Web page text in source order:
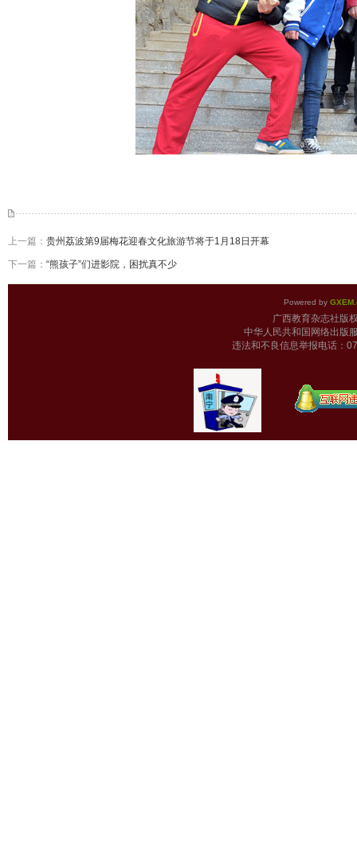
上一篇： 贵州荔波第9届梅花迎春文化旅游节将于1月18日开幕
下一篇： “熊孩子”们进影院，困扰真不少
Powered by
广西教育杂志
中华人民共和国网络出版
违法和不良信息举报电话：